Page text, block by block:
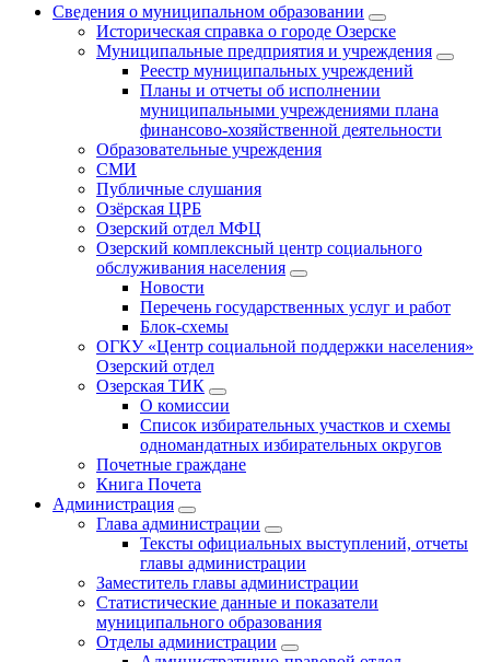
Сведения о муниципальном образовании
Историческая справка о городе Озерске
Муниципальные предприятия и учреждения
Реестр муниципальных учреждений
Планы и отчеты об исполнении
муниципальными учреждениями плана
финансово-хозяйственной деятельности
Образовательные учреждения
СМИ
Публичные слушания
Озёрская ЦРБ
Озерский отдел МФЦ
Озерский комплексный центр социального
обслуживания населения
Новости
Перечень государственных услуг и работ
Блок-схемы
ОГКУ «Центр социальной поддержки населения»
Озерский отдел
Озерская ТИК
О комиссии
Список избирательных участков и схемы
одномандатных избирательных округов
Почетные граждане
Книга Почета
Администрация
Глава администрации
Тексты официальных выступлений, отчеты
главы администрации
Заместитель главы администрации
Статистические данные и показатели
муниципального образования
Отделы администрации